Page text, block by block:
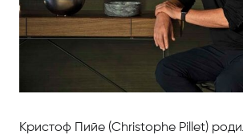
Кристоф Пийе (Christophe Pillet)